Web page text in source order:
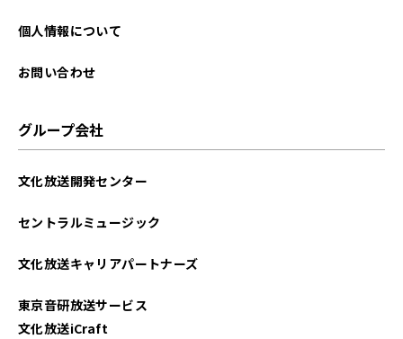
個人情報について
お問い合わせ
グループ会社
文化放送開発センター
セントラルミュージック
文化放送キャリアパートナーズ
東京音研放送サービス
文化放送iCraft